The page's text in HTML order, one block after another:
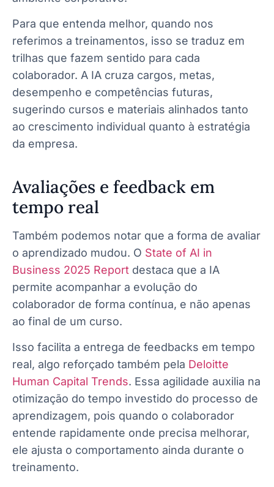
Para que entenda melhor, quando nos
referimos a treinamentos, isso se traduz em
trilhas que fazem sentido para cada
colaborador. A IA cruza cargos, metas,
desempenho e competências futuras,
sugerindo cursos e materiais alinhados tanto
ao crescimento individual quanto à estratégia
da empresa.
Avaliações e feedback em
tempo real
Também podemos notar que a forma de avaliar
o aprendizado mudou. O State of AI in
Business 2025 Report destaca que a IA
permite acompanhar a evolução do
colaborador de forma contínua, e não apenas
ao final de um curso.
Isso facilita a entrega de feedbacks em tempo
real, algo reforçado também pela Deloitte
Human Capital Trends. Essa agilidade auxilia na
otimização do tempo investido do processo de
aprendizagem, pois quando o colaborador
entende rapidamente onde precisa melhorar,
ele ajusta o comportamento ainda durante o
treinamento.